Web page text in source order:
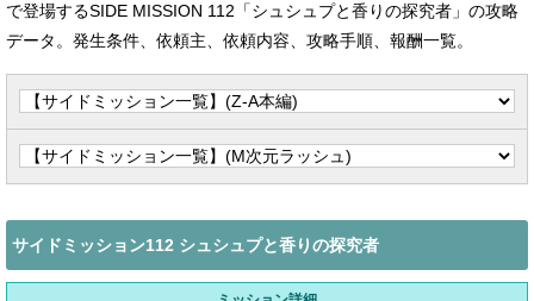
で登場するSIDE MISSION 112「シュシュプと香りの探究者」の攻略
データ。発生条件、依頼主、依頼内容、攻略手順、報酬一覧。
サイドミッション112 シュシュプと香りの探究者